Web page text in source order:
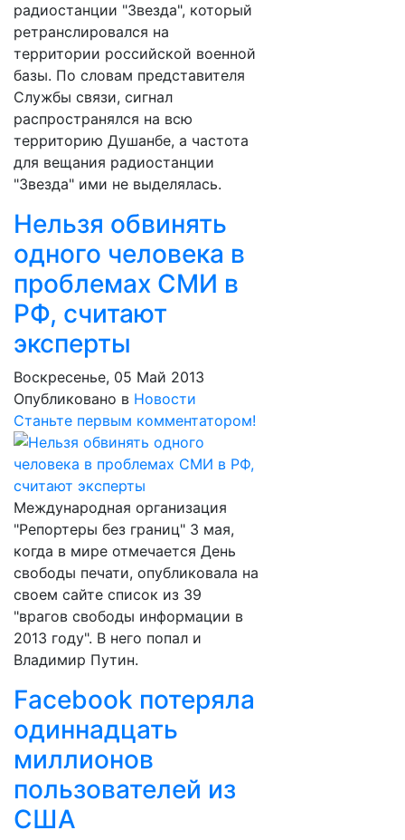
радиостанции "Звезда", который
ретранслировался на
территории российской военной
базы. По словам представителя
Службы связи, сигнал
распространялся на всю
территорию Душанбе, а частота
для вещания радиостанции
"Звезда" ими не выделялась.
Нельзя обвинять
одного человека в
проблемах СМИ в
РФ, считают
эксперты
Воскресенье, 05 Май 2013
Опубликовано в Новости
Станьте первым комментатором!
Международная организация
"Репортеры без границ" 3 мая,
когда в мире отмечается День
свободы печати, опубликовала на
своем сайте список из 39
"врагов свободы информации в
2013 году". В него попал и
Владимир Путин.
Facebook потеряла
одиннадцать
миллионов
пользователей из
США